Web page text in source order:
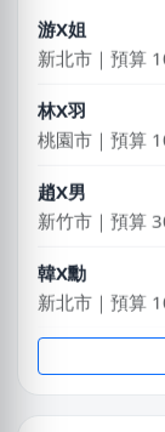
游X姐
新北市｜預算
林X羽
桃園市｜預算
趙X男
新竹市｜預算
韓X勳
新北市｜預算
鄭X克
桃園市｜預算